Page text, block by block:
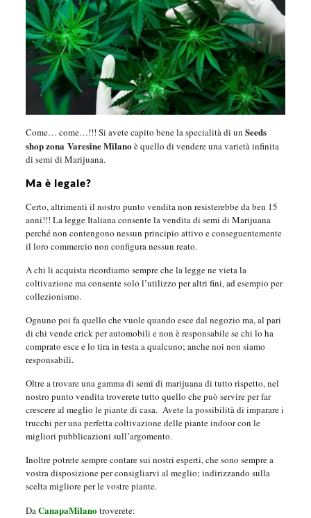
Come… come…!!! Si avete capito bene la specialità di un Seeds
shop zona Varesine Milano è quello di vendere una varietà infinita
di semi di Marijuana.
Ma è legale?
Certo, altrimenti il nostro punto vendita non resisterebbe da ben 15
anni!!! La legge Italiana consente la vendita di semi di Marijuana
perché non contengono nessun principio attivo e conseguentemente
il loro commercio non configura nessun reato.
A chi li acquista ricordiamo sempre che la legge ne vieta la
coltivazione ma consente solo l’utilizzo per altri fini, ad esempio per
collezionismo.
Ognuno poi fa quello che vuole quando esce dal negozio ma, al pari
di chi vende crick per automobili e non è responsabile se chi lo ha
comprato esce e lo tira in testa a qualcuno; anche noi non siamo
responsabili.
Oltre a trovare una gamma di semi di marijuana di tutto rispetto, nel
nostro punto vendita troverete tutto quello che può servire per far
crescere al meglio le piante di casa. Avete la possibilità di imparare i
trucchi per una perfetta coltivazione delle piante indoor con le
migliori pubblicazioni sull’argomento.
Inoltre potrete sempre contare sui nostri esperti, che sono sempre a
vostra disposizione per consigliarvi al meglio; indirizzando sulla
scelta migliore per le vostre piante.
DaCanapaMilanotroverete: